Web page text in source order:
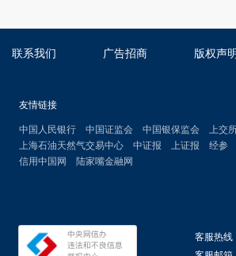
联系我们 广告招商 版权声明
友情链接
中国人民银行 中国证监会 中国银保监会 上交
上海石油天然气交易中心
中证报 上证报 经参
信用中国网
陆家嘴金融网
客服热线